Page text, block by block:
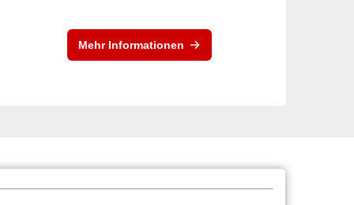
Mehr Informationen